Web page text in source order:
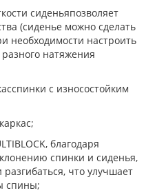
сиденьяпозволяет
(сиденье можно сделать
необходимости настроить
натяжения
с износостойким
благодаря
спинки и сиденья,
что улучшает
спины;